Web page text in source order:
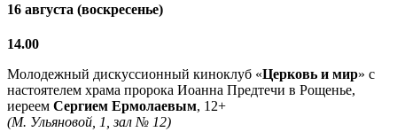
16 августа (воскресенье)
14.00
Молодежный дискуссионный киноклуб «Церковь и мир» с
настоятелем храма пророка Иоанна Предтечи в Рощенье,
иереем Сергием Ермолаевым, 12+
(М. Ульяновой, 1, зал № 12)